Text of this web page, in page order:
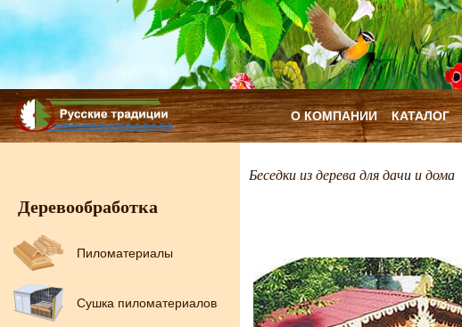
О КОМПАНИИ КАТАЛОГ
Деревообработка
Пиломатериалы
Сушка пиломатериалов
Беседки из дерева для дачи и дома